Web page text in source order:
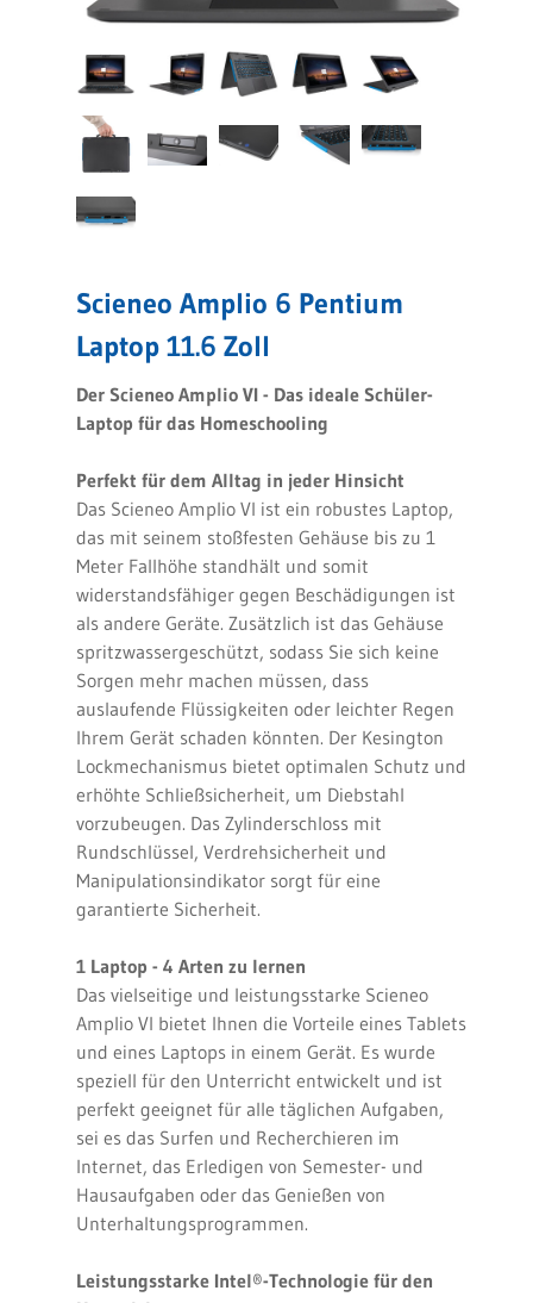
Scieneo Amplio 6 Pentium
Laptop 11.6 Zoll
Der Scieneo Amplio VI - Das ideale Schüler-
Laptop für das Homeschooling
Perfekt für dem Alltag in jeder Hinsicht
Das Scieneo Amplio VI ist ein robustes Laptop,
das mit seinem stoßfesten Gehäuse bis zu 1
Meter Fallhöhe standhält und somit
widerstandsfähiger gegen Beschädigungen ist
als andere Geräte. Zusätzlich ist das Gehäuse
spritzwassergeschützt, sodass Sie sich keine
Sorgen mehr machen müssen, dass
auslaufende Flüssigkeiten oder leichter Regen
Ihrem Gerät schaden könnten. Der Kesington
Lockmechanismus bietet optimalen Schutz und
erhöhte Schließsicherheit, um Diebstahl
vorzubeugen. Das Zylinderschloss mit
Rundschlüssel, Verdrehsicherheit und
Manipulationsindikator sorgt für eine
garantierte Sicherheit.
1 Laptop - 4 Arten zu lernen
Das vielseitige und leistungsstarke Scieneo
Amplio VI bietet Ihnen die Vorteile eines Tablets
und eines Laptops in einem Gerät. Es wurde
speziell für den Unterricht entwickelt und ist
perfekt geeignet für alle täglichen Aufgaben,
sei es das Surfen und Recherchieren im
Internet, das Erledigen von Semester- und
Hausaufgaben oder das Genießen von
Unterhaltungsprogrammen.
Leistungsstarke Intel®-Technologie für den